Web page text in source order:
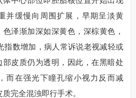
并缓慢向周围扩展，早期呈淡黄
泽渐加深如深黄色，深棕黄色，
指数增加，病人常诉说老视减轻或
部皮质仍为透明，因此，在黑暗处
而在强光下瞳孔缩小视力反而减
完全混浊即行手术。